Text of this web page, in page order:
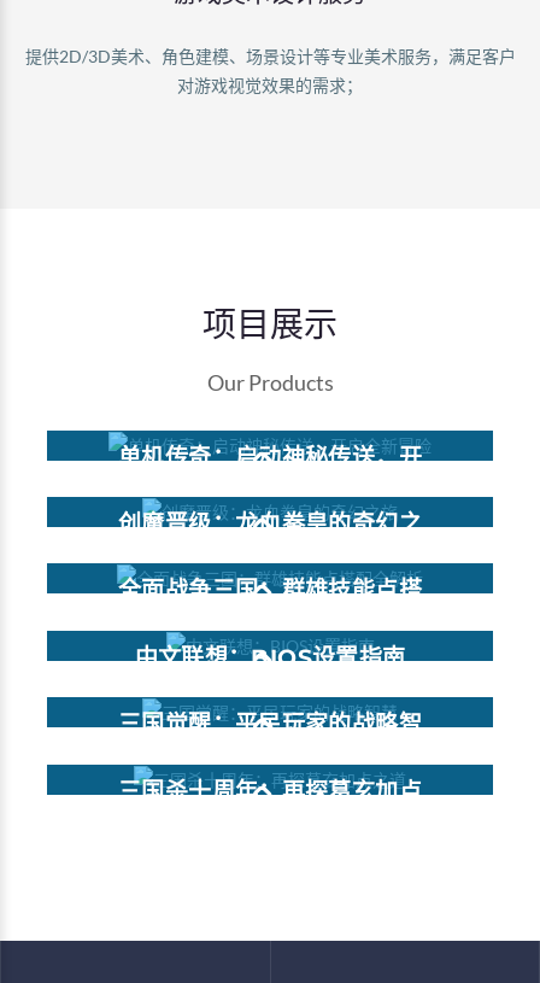
提供2D/3D美术、角色建模、场景设计等专业美术服务，满足客户
对游戏视觉效果的需求；
项目展示
Our Products
单机传奇：启动神秘传送，开
创魔晋级：龙血拳皇的奇幻之
全面战争三国：群雄技能点搭
中文联想：BIOS设置指南
三国觉醒：平民玩家的战略智
三国杀十周年：再探葛玄加点